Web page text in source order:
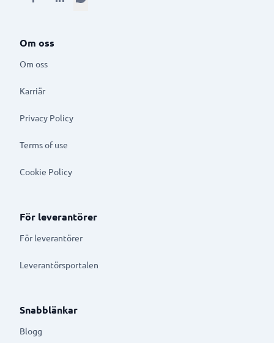
Om oss
Om oss
Karriär
Privacy Policy
Terms of use
Cookie Policy
För leverantörer
För leverantörer
Leverantörsportalen
Snabblänkar
Blogg